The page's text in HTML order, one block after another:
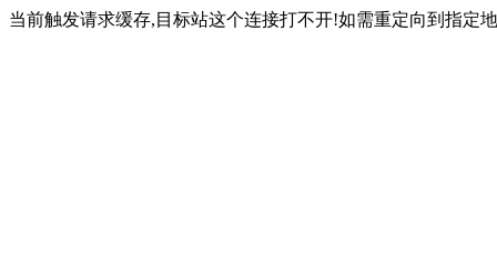
当前触发请求缓存,目标站这个连接打不开!如需重定向到指定